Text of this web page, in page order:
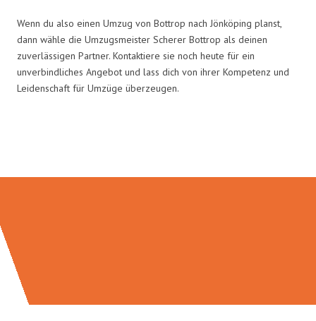
Wenn du also einen Umzug von Bottrop nach Jönköping planst,
dann wähle die Umzugsmeister Scherer Bottrop als deinen
zuverlässigen Partner. Kontaktiere sie noch heute für ein
unverbindliches Angebot und lass dich von ihrer Kompetenz und
Leidenschaft für Umzüge überzeugen.